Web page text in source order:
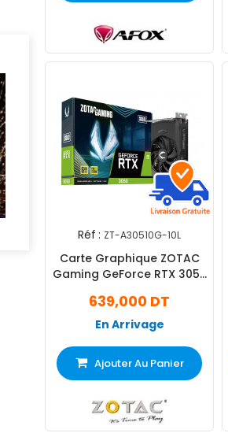
Réf : ZT-A30510G-10L
Carte Graphique ZOTAC
Gaming GeForce RTX 3050
639,000 DT
En Arrivage
Ajouter Au Panier